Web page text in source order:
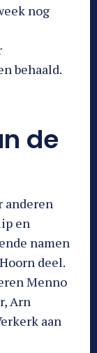
nog
behaald.
de
anderen
en
namen
deel.
Menno
Arn
aan